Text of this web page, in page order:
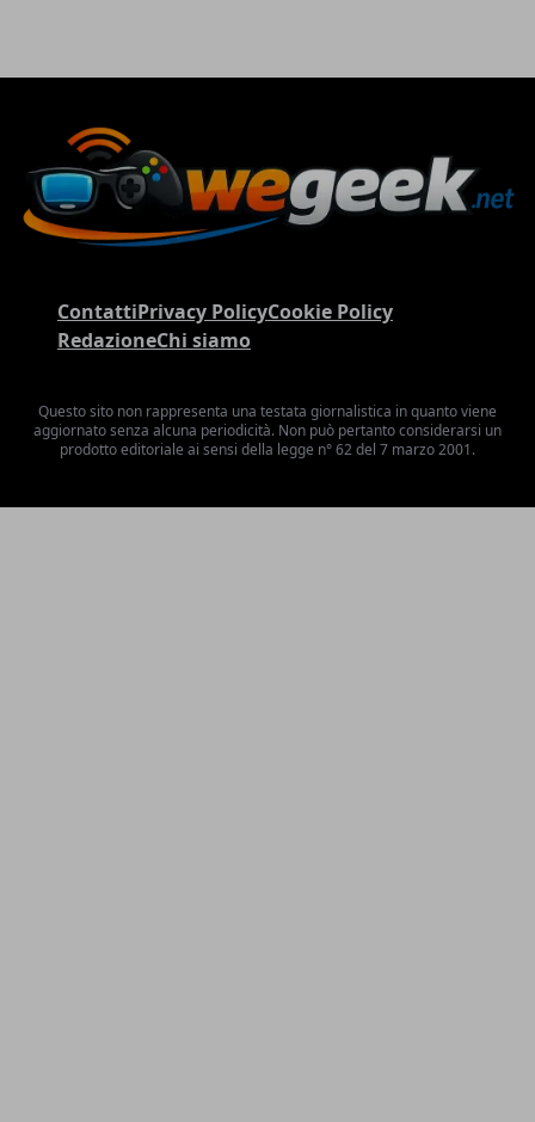
ContattiPrivacy PolicyCookie Policy
RedazioneChi siamo
Questo sito non rappresenta una testata giornalistica in quanto viene
aggiornato senza alcuna periodicità. Non può pertanto considerarsi un
prodotto editoriale ai sensi della legge n° 62 del 7 marzo 2001.